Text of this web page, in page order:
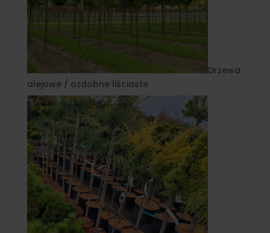
Drzewa
alejowe / ozdobne liściaste